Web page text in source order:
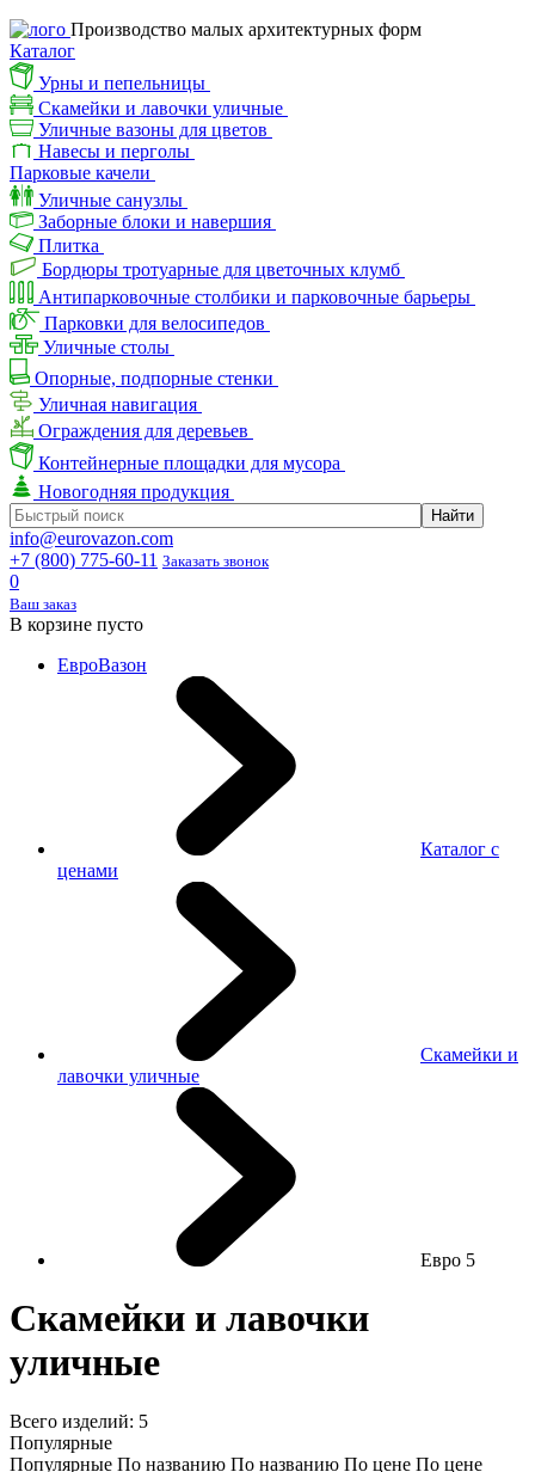
Производство малых архитектурных форм
Каталог
Урны и пепельницы
Скамейки и лавочки уличные
Уличные вазоны для цветов
Навесы и перголы
Парковые качели
Уличные санузлы
Заборные блоки и навершия
Плитка
Бордюры тротуарные для цветочных клумб
Антипарковочные столбики и парковочные барьеры
Парковки для велосипедов
Уличные столы
Опорные, подпорные стенки
Уличная навигация
Ограждения для деревьев
Контейнерные площадки для мусора
Новогодняя продукция
info@eurovazon.com
+7 (800) 775-60-11 Заказать звонок
0
Ваш заказ
В корзине пусто
ЕвроВазон
Каталог с
ценами
Скамейки и
лавочки уличные
Евро 5
Скамейки и лавочки
уличные
Всего изделий: 5
Популярные
Популярные По названию По названию По цене По цене